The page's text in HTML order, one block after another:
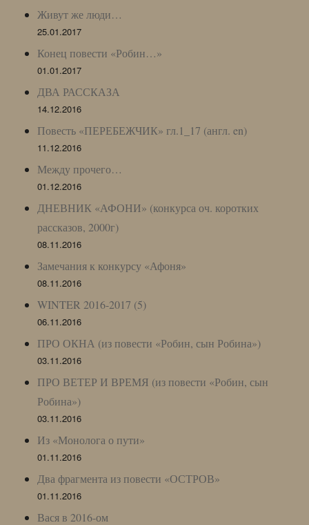
Живут же люди…
25.01.2017
Конец повести «Робин…»
01.01.2017
ДВА РАССКАЗА
14.12.2016
Повесть «ПЕРЕБЕЖЧИК» гл.1_17 (англ. en)
11.12.2016
Между прочего…
01.12.2016
ДНЕВНИК «АФОНИ» (конкурса оч. коротких
рассказов, 2000г)
08.11.2016
Замечания к конкурсу «Афоня»
08.11.2016
WINTER 2016-2017 (5)
06.11.2016
ПРО ОКНА (из повести «Робин, сын Робина»)
03.11.2016
ПРО ВЕТЕР И ВРЕМЯ (из повести «Робин, сын
Робина»)
03.11.2016
Из «Монолога о пути»
01.11.2016
Два фрагмента из повести «ОСТРОВ»
01.11.2016
Вася в 2016-ом